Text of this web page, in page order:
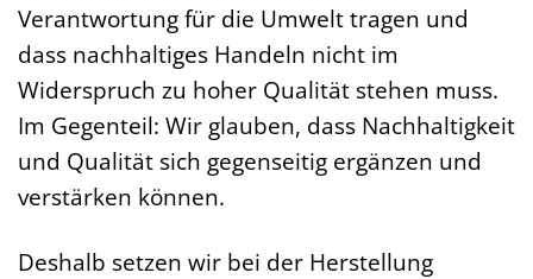
Verantwortung für die Umwelt tragen und
dass nachhaltiges Handeln nicht im
Widerspruch zu hoher Qualität stehen muss.
Im Gegenteil: Wir glauben, dass Nachhaltigkeit
und Qualität sich gegenseitig ergänzen und
verstärken können.
Deshalb setzen wir bei der Herstellung